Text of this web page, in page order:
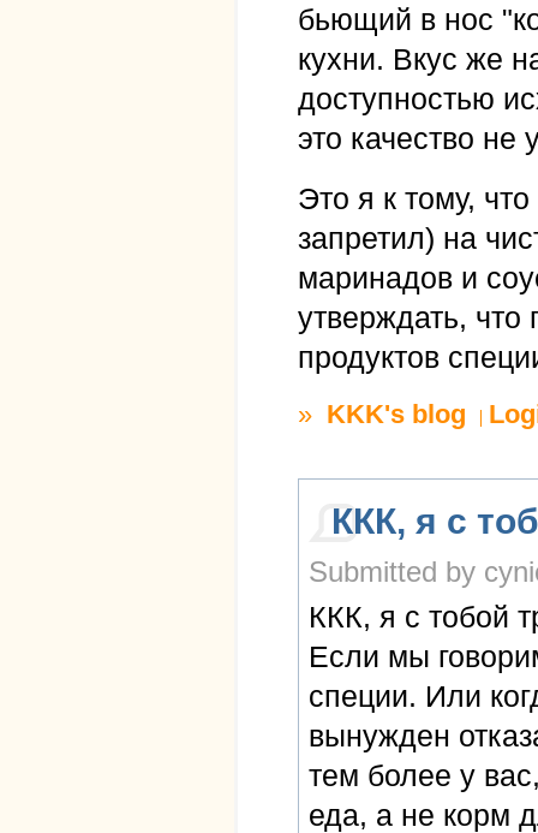
бьющий в нос
кухни. Вкус же
доступностью
это качество не
Это я к тому,
запретил) на
маринадов и
утверждать,
продуктов
» KKK's blog
ККК, я с
Submitted by
ККК, я с тобой
Если мы
специи. Или
вынужден
тем более у
еда, а не корм